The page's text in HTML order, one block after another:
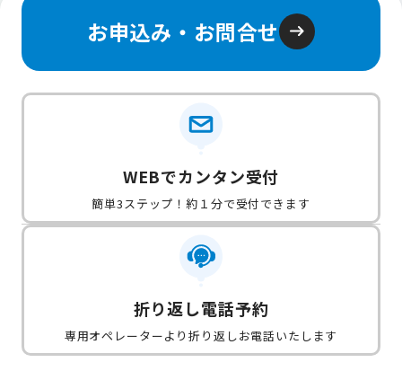
お申込み・お問合せ
WEBでカンタン受付
簡単3ステップ！約１分で受付できます
折り返し電話予約
専用オペレーターより折り返しお電話いたします